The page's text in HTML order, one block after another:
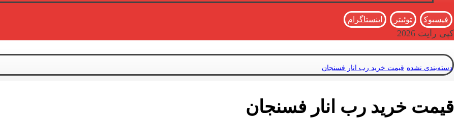
فیسبوک توئیتر اینستاگرام
کپی رایت 2026
دسته‌بندی نشده قیمت خرید رب انار فسنجان
قیمت خرید رب انار فسنجان